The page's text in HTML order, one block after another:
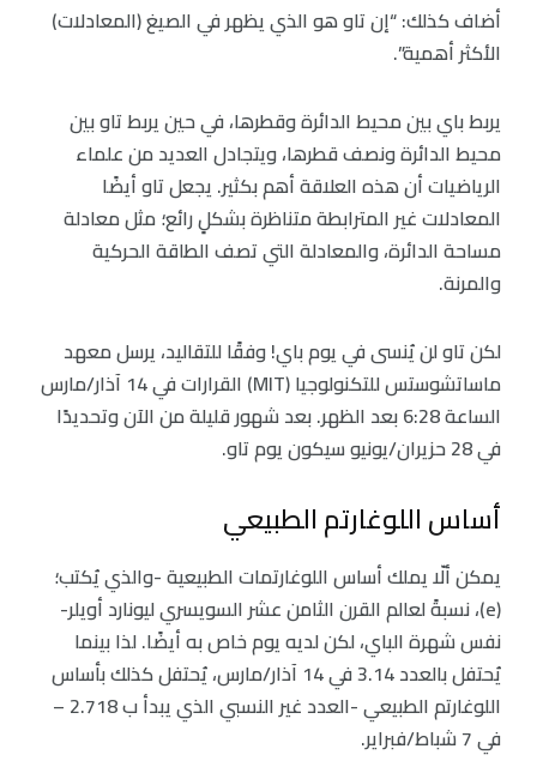
أضاف كذلك: “إن تاو هو الذي يظهر في الصيغ (المعادلات)
الأكثر أهمية”.
يربط باي بين محيط الدائرة وقطرها، في حين يربط تاو بين
محيط الدائرة ونصف قطرها، ويتجادل العديد من علماء
الرياضيات أن هذه العلاقة أهم بكثير. يجعل تاو أيضًا
المعادلات غير المترابطة متناظرة بشكلٍ رائع؛ مثل معادلة
مساحة الدائرة، والمعادلة التي تصف الطاقة الحركية
والمرنة.
لكن تاو لن يُنسى في يوم باي! وفقًا للتقاليد، يرسل معهد
ماساتشوستس للتكنولوجيا (MIT) القرارات في 14 آذار/مارس
الساعة 6:28 بعد الظهر. بعد شهور قليلة من الآن وتحديدًا
في 28 حزيران/يونيو سيكون يوم تاو.
أساس اللوغارتم الطبيعي
يمكن ألّا يملك أساس اللوغارتمات الطبيعية -والذي يُكتب؛
(e)، نسبةً لعالم القرن الثامن عشر السويسري ليونارد أويلر-
نفس شهرة الباي، لكن لديه يوم خاص به أيضًا. لذا بينما
يُحتفل بالعدد 3.14 في 14 آذار/مارس، يُحتفل كذلك بأساس
اللوغارتم الطبيعي -العدد غير النسبي الذي يبدأ ب 2.718 –
في 7 شباط/فبراير.